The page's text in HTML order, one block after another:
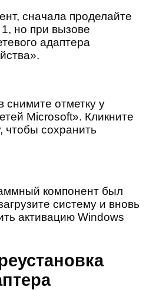
сначала проделайте
но при вызове
адаптера
снимите отметку у
Microsoft». Кликните
чтобы сохранить
компонент был
систему и вновь
активацию Windows